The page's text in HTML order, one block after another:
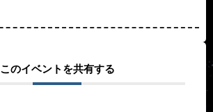
このイベントを共有する